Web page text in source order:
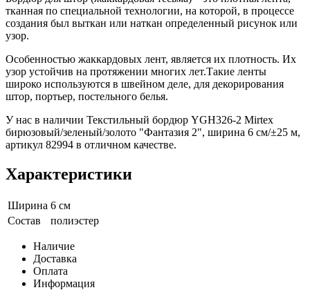
тканная по специальной технологии, на которой, в процессе
создания был выткан или наткан определенный рисунок или
узор.
Особенностью жаккардовых лент, является их плотность. Их
узор устойчив на протяжении многих лет.Такие ленты
широко используются в швейном деле, для декорирования
штор, портьер, постельного белья.
У нас в наличии Текстильный бордюр YGH326-2 Mirtex
бирюзовый/зеленый/золото "Фантазия 2", ширина 6 см/±25 м,
артикул 82994 в отличном качестве.
Характеристики
Ширина 6 см
Состав
полиэстер
Наличие
Доставка
Оплата
Информация